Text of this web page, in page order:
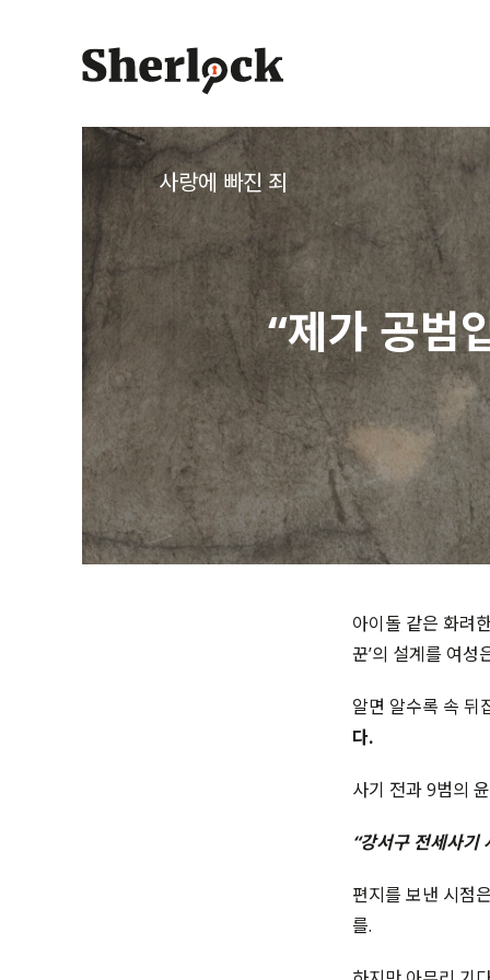
사랑에 빠진 죄
“제가 공범
아이돌 같은 화려
꾼’의 설계를 여
알면 알수록 속 뒤
다.
사기 전과 9범의
“강서구 전세사기
편지를 보낸 시점
를.